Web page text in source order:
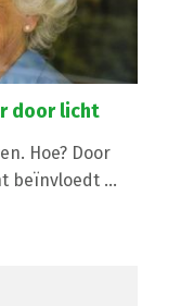
door licht
Hoe? Door
beïnvloedt ...